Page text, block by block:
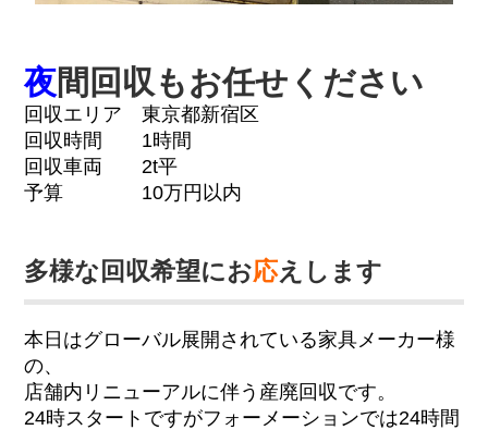
夜間回収もお任せください
回収エリア 東京都新宿区
回収時間 1時間
回収車両 2t平
予算 10万円以内
多様な回収希望にお応えします
本日はグローバル展開されている家具メーカー様
の、
店舗内リニューアルに伴う産廃回収です。
24時スタートですがフォーメーションでは24時間